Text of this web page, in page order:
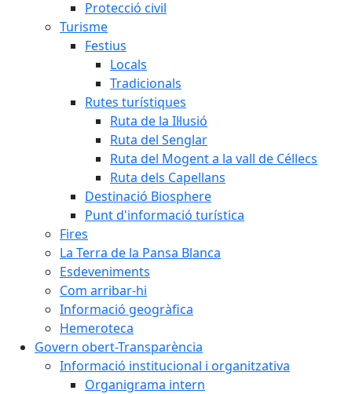
Protecció civil
Turisme
Festius
Locals
Tradicionals
Rutes turístiques
Ruta de la Il·lusió
Ruta del Senglar
Ruta del Mogent a la vall de Céllecs
Ruta dels Capellans
Destinació Biosphere
Punt d'informació turística
Fires
La Terra de la Pansa Blanca
Esdeveniments
Com arribar-hi
Informació geogràfica
Hemeroteca
Govern obert-Transparència
Informació institucional i organitzativa
Organigrama intern